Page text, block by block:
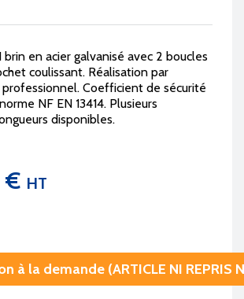
brin en acier galvanisé avec 2 boucles
coulissant. Réalisation par
Coefficient de sécurité
NF EN 13414. Plusieurs
disponibles.
€ HT
à la demande (ARTICLE NI REPRIS